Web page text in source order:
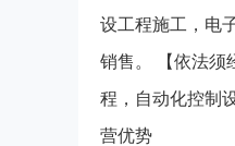
设工程施工，电
销售。 【依法须
程，自动化控制
营优势